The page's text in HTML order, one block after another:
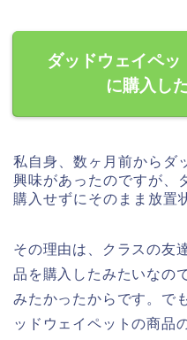
ダッドウェイペ
に購入し
私自身、数ヶ月前からダ
興味があったのですが、
購入せずにそのまま放置
その理由は、クラスの友
品を購入したみたいなの
みたかったからです。で
ッドウェイペットの商品